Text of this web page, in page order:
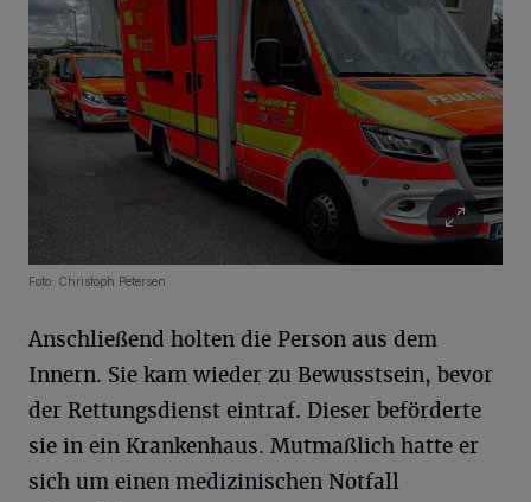
Foto: Christoph Petersen
Anschließend holten die Person aus dem
Innern. Sie kam wieder zu Bewusstsein, bevor
der Rettungsdienst eintraf. Dieser beförderte
sie in ein Krankenhaus. Mutmaßlich hatte er
sich um einen medizinischen Notfall